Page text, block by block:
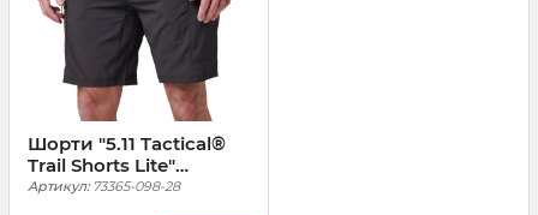
Шорти "5.11 Tactical®
Trail Shorts Lite"
Volcanic
Артикул: 73365-098-28